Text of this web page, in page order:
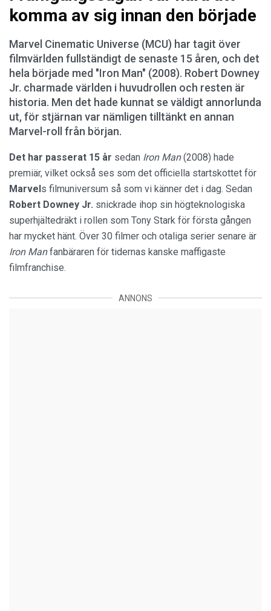
komma av sig innan den började
Marvel Cinematic Universe (MCU) har tagit över
filmvärlden fullständigt de senaste 15 åren, och det
hela började med "Iron Man" (2008). Robert Downey
Jr. charmade världen i huvudrollen och resten är
historia. Men det hade kunnat se väldigt annorlunda
ut, för stjärnan var nämligen tilltänkt en annan
Marvel-roll från början.
Det har passerat 15 år sedan Iron Man(2008) hade
premiär, vilket också ses som det officiella startskottet för
Marvels filmuniversum så som vi känner det i dag. Sedan
Robert Downey Jr. snickrade ihop sin högteknologiska
superhjältedräkt i rollen som Tony Stark för första gången
har mycket hänt. Över 30 filmer och otaliga serier senare är
Iron Manfanbäraren för tidernas kanske maffigaste
filmfranchise.
ANNONS